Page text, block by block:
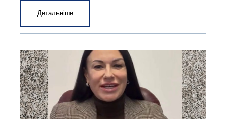
Детальніше